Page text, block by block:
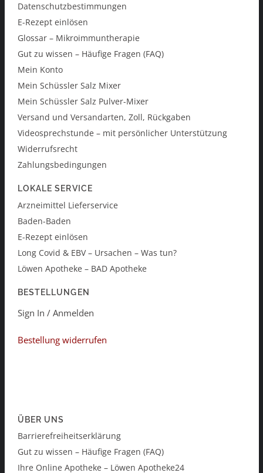
Datenschutzbestimmungen
E-Rezept einlösen
Glossar – Mikroimmuntherapie
Gut zu wissen – Häufige Fragen (FAQ)
Mein Konto
Mein Schüssler Salz Mixer
Mein Schüssler Salz Pulver-Mixer
Versand und Versandarten, Zoll, Rückgaben
Videosprechstunde – mit persönlicher Unterstützung
Widerrufsrecht
Zahlungsbedingungen
LOKALE SERVICE
Arzneimittel Lieferservice
Baden-Baden
E-Rezept einlösen
Long Covid & EBV – Ursachen – Was tun?
Löwen Apotheke – BAD Apotheke
BESTELLUNGEN
Sign In / Anmelden
Bestellung widerrufen
ÜBER UNS
Barrierefreiheitserklärung
Gut zu wissen – Häufige Fragen (FAQ)
Ihre Online Apotheke – Löwen Apotheke24